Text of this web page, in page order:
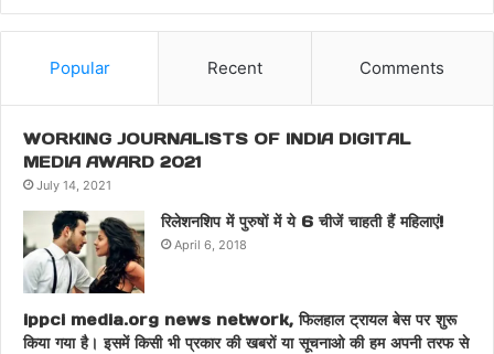
Popular Recent Comments
WORKING JOURNALISTS OF INDIA DIGITAL
MEDIA AWARD 2021
July 14, 2021
रिलेशनशिप में पुरुषों में ये 6 चीजें चाहती हैं महिलाएं!
April 6, 2018
ippci media.org news network, फिलहाल ट्रायल बेस पर शुरू
किया गया है। इसमें किसी भी प्रकार की खबरों या सूचनाओ की हम अपनी तरफ से